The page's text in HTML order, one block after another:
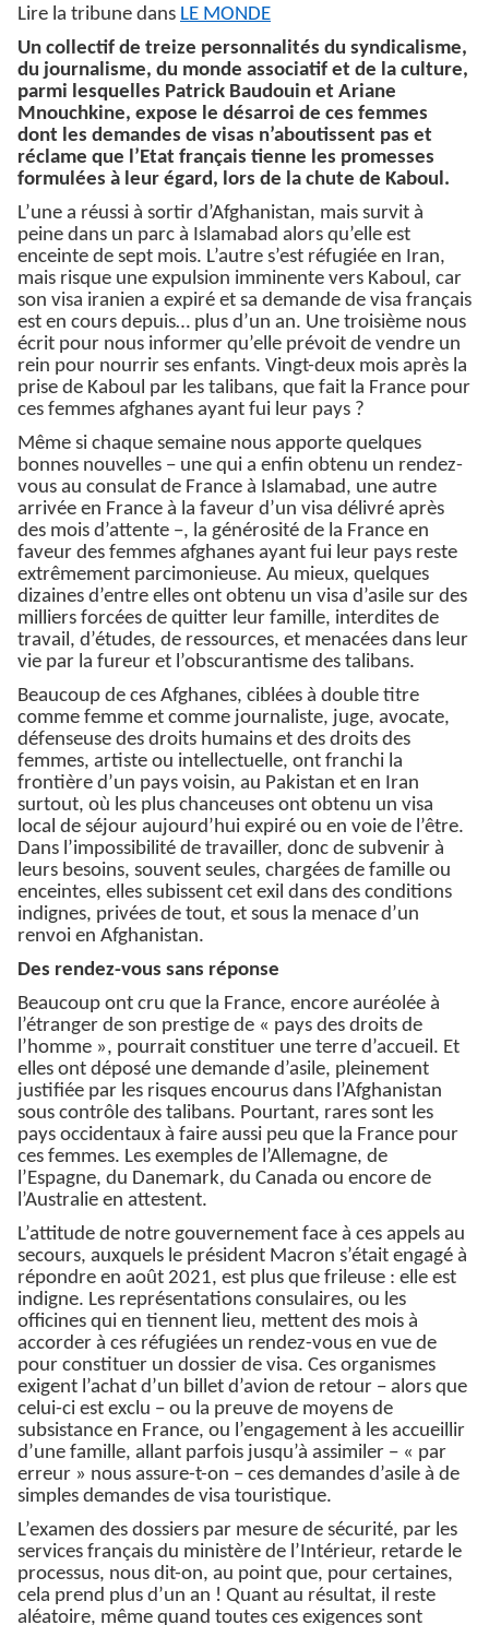
Lire la tribune dans LE MONDE
Un collectif de treize personnalités du syndicalisme,
du journalisme, du monde associatif et de la culture,
parmi lesquelles Patrick Baudouin et Ariane
Mnouchkine, expose le désarroi de ces femmes
dont les demandes de visas n’aboutissent pas et
réclame que l’Etat français tienne les promesses
formulées à leur égard, lors de la chute de Kaboul.
L’une a réussi à sortir d’Afghanistan, mais survit à
peine dans un parc à Islamabad alors qu’elle est
enceinte de sept mois. L’autre s’est réfugiée en Iran,
mais risque une expulsion imminente vers Kaboul, car
son visa iranien a expiré et sa demande de visa français
est en cours depuis… plus d’un an. Une troisième nous
écrit pour nous informer qu’elle prévoit de vendre un
rein pour nourrir ses enfants. Vingt-deux mois après la
prise de Kaboul par les talibans, que fait la France pour
ces femmes afghanes ayant fui leur pays ?
Même si chaque semaine nous apporte quelques
bonnes nouvelles − une qui a enfin obtenu un rendez-
vous au consulat de France à Islamabad, une autre
arrivée en France à la faveur d’un visa délivré après
des mois d’attente −, la générosité de la France en
faveur des femmes afghanes ayant fui leur pays reste
extrêmement parcimonieuse. Au mieux, quelques
dizaines d’entre elles ont obtenu un visa d’asile sur des
milliers forcées de quitter leur famille, interdites de
travail, d’études, de ressources, et menacées dans leur
vie par la fureur et l’obscurantisme des talibans.
Beaucoup de ces Afghanes, ciblées à double titre
comme femme et comme journaliste, juge, avocate,
défenseuse des droits humains et des droits des
femmes, artiste ou intellectuelle, ont franchi la
frontière d’un pays voisin, au Pakistan et en Iran
surtout, où les plus chanceuses ont obtenu un visa
local de séjour aujourd’hui expiré ou en voie de l’être.
Dans l’impossibilité de travailler, donc de subvenir à
leurs besoins, souvent seules, chargées de famille ou
enceintes, elles subissent cet exil dans des conditions
indignes, privées de tout, et sous la menace d’un
renvoi en Afghanistan.
Des rendez-vous sans réponse
Beaucoup ont cru que la France, encore auréolée à
l’étranger de son prestige de « pays des droits de
l’homme », pourrait constituer une terre d’accueil. Et
elles ont déposé une demande d’asile, pleinement
justifiée par les risques encourus dans l’Afghanistan
sous contrôle des talibans. Pourtant, rares sont les
pays occidentaux à faire aussi peu que la France pour
ces femmes. Les exemples de l’Allemagne, de
l’Espagne, du Danemark, du Canada ou encore de
l’Australie en attestent.
L’attitude de notre gouvernement face à ces appels au
secours, auxquels le président Macron s’était engagé à
répondre en août 2021, est plus que frileuse : elle est
indigne. Les représentations consulaires, ou les
officines qui en tiennent lieu, mettent des mois à
accorder à ces réfugiées un rendez-vous en vue de
pour constituer un dossier de visa. Ces organismes
exigent l’achat d’un billet d’avion de retour − alors que
celui-ci est exclu − ou la preuve de moyens de
subsistance en France, ou l’engagement à les accueillir
d’une famille, allant parfois jusqu’à assimiler − « par
erreur » nous assure-t-on − ces demandes d’asile à de
simples demandes de visa touristique.
L’examen des dossiers par mesure de sécurité, par les
services français du ministère de l’Intérieur, retarde le
processus, nous dit-on, au point que, pour certaines,
cela prend plus d’un an ! Quant au résultat, il reste
aléatoire, même quand toutes ces exigences sont